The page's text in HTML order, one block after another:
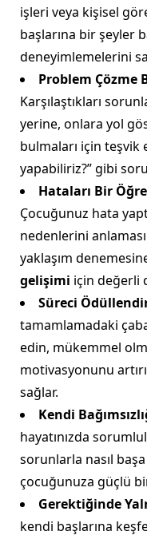
işleri veya kişisel
başlarına bir şeyler
deneyimlemelerini
Problem Çözme
Karşılaştıkları
yerine, onlara yol
bulmaları için teşvik
yapabiliriz?” gibi
Hataları Bir
Çocuğunuz hata
nedenlerini
yaklaşım
gelişimi için değerli
Süreci
tamamlamadaki
edin, mükemmel
motivasyonunu
sağlar.
Kendi
hayatınızda
sorunlarla nasıl başa
çocuğunuza güçlü
Gerektiğinde
kendi başlarına